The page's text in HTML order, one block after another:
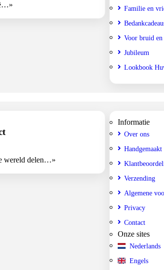
Familie en
Voor bruid
Jubileum
Lookbook
wereld delen…»
Informatie
Over ons
Verzending
Algemene
Privacy
Contact
Onze sites
Nederlands
Engels